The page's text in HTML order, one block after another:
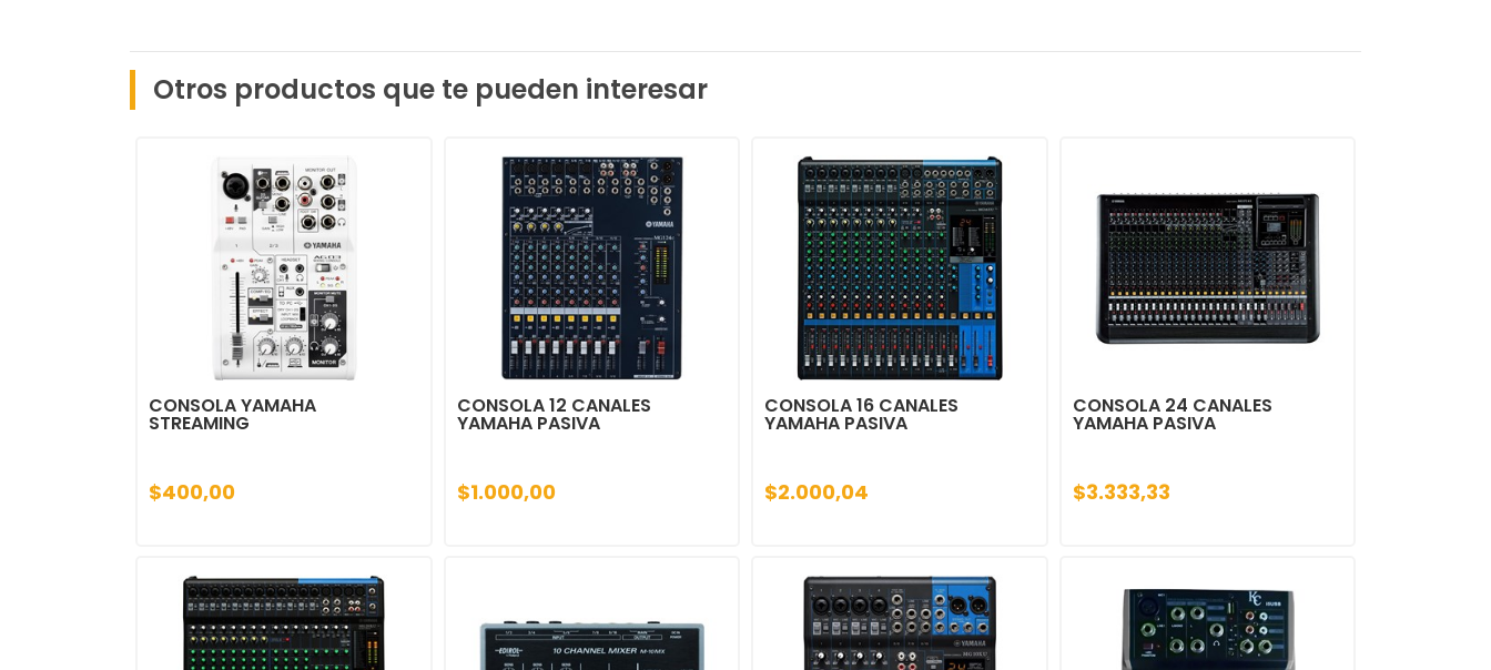
Otros productos que te pueden interesar
CONSOLA YAMAHA
STREAMING
$400,00
CONSOLA 12 CANALES
YAMAHA PASIVA
$1.000,00
CONSOLA 16 CANALES
YAMAHA PASIVA
$2.000,04
CONSOLA 24 CANALES
YAMAHA PASIVA
$3.333,33